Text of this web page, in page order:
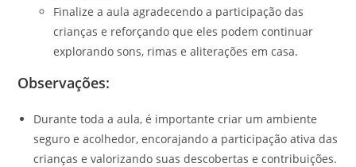
Finalize a aula agradecendo a participação das
crianças e reforçando que eles podem continuar
explorando sons, rimas e aliterações em casa.
Observações:
Durante toda a aula, é importante criar um ambiente
seguro e acolhedor, encorajando a participação ativa das
crianças e valorizando suas descobertas e contribuições.